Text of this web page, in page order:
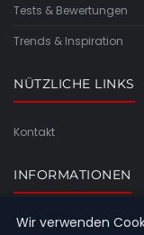
Tests & Bewertungen
Trends & Inspiration
NÜTZLICHE LINKS
Kontakt
INFORMATIONEN
Seitenübersicht
Wir verwenden